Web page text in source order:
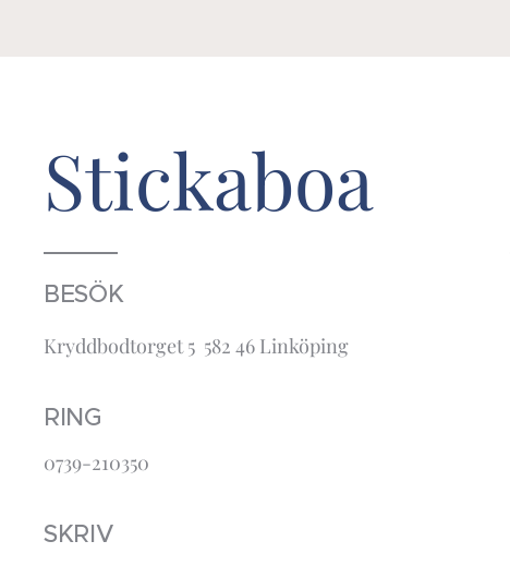
Stickaboa
BESÖK
Kryddbodtorget 5 582 46 Linköping
RING
0739-210350
SKRIV